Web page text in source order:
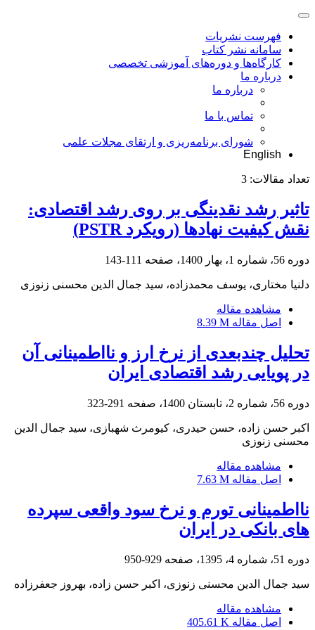
فهرست نشریات
سامانه نشر کتاب
کارگاه‌ها و دوره‌های آموزشی تخصصی
درباره ما
درباره ما
تماس با ما
شورای برنامه‌ریزی و ارتقای مجلات علمی
English
تعداد مقالات: 3
تاثیر رشد نقدینگی بر روی رشد اقتصادی:
نقش کیفیت نهادها (رویکرد PSTR)
دوره 56، شماره 1، بهار 1400، صفحه 111-143
دلنیا مختاری، یوسف محمدزاده، سید جمال الدین محسنی زنوزی
مشاهده مقاله
اصل مقاله 8.39 M
تحلیل چندبعدی از نرخ ارز و نااطمینانی آن
در پویایی رشد اقتصادی ایران
دوره 56، شماره 2، تابستان 1400، صفحه 291-323
اکبر حسن زاده، حسن حیدری، کیومرث شهبازی، سید جمال الدین
محسنی زنوزی
مشاهده مقاله
اصل مقاله 7.63 M
نااطمینانی تورم و نرخ سود واقعی سپرده
های بانکی در ایران
دوره 51، شماره 4، 1395، صفحه 929-950
سید جمال الدین محسنی زنوزی، اکبر حسن زاده، بهروز جعفرزاده
مشاهده مقاله
اصل مقاله 405.61 K